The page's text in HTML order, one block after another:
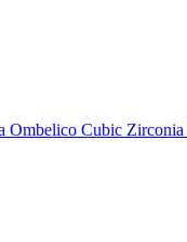
Ombelico Cubic Zirconia